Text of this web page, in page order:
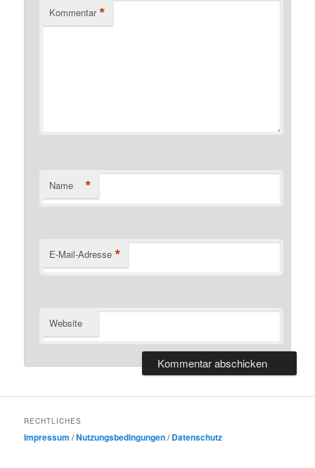
Kommentar *
Name *
E-Mail-Adresse *
Website
RECHTLICHES
Impressum /Nutzungsbedingungen/Datenschutz